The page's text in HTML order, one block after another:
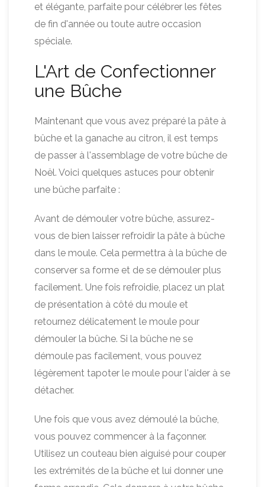
et élégante, parfaite pour célébrer les fêtes
de fin d'année ou toute autre occasion
spéciale.
L'Art de Confectionner
une Bûche
Maintenant que vous avez préparé la pâte à
bûche et la ganache au citron, il est temps
de passer à l'assemblage de votre bûche de
Noël. Voici quelques astuces pour obtenir
une bûche parfaite :
Avant de démouler votre bûche, assurez-
vous de bien laisser refroidir la pâte à bûche
dans le moule. Cela permettra à la bûche de
conserver sa forme et de se démouler plus
facilement. Une fois refroidie, placez un plat
de présentation à côté du moule et
retournez délicatement le moule pour
démouler la bûche. Si la bûche ne se
démoule pas facilement, vous pouvez
légèrement tapoter le moule pour l'aider à se
détacher.
Une fois que vous avez démoulé la bûche,
vous pouvez commencer à la façonner.
Utilisez un couteau bien aiguisé pour couper
les extrémités de la bûche et lui donner une